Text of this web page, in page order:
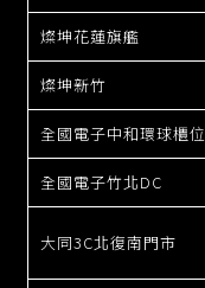
燦坤花蓮旗艦
燦坤新竹
全國電子中和環球櫃位
全國電子竹北DC
大同3C北復南門市